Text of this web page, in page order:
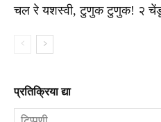
चल रे यशस्वी, टुणुक टुणुक! २
प्रतिक्रिया द्या